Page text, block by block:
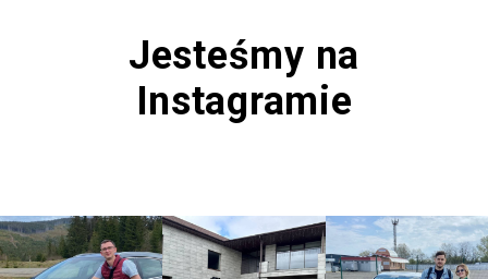
Jesteśmy na
Instagramie